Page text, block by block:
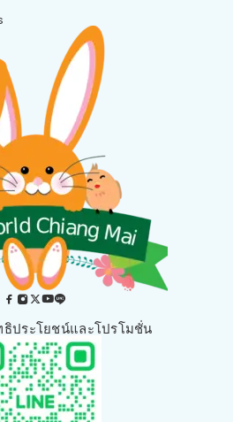
ธิประโยชน์และโปรโมชั่น